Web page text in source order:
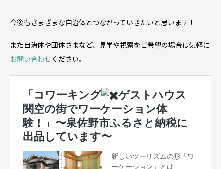
今後もさまざまな自治体とつながっていきたいと思います！
また自治体や団体さまなど、見学や視察をご希望の場合は気軽に
お問い合わせ ください。